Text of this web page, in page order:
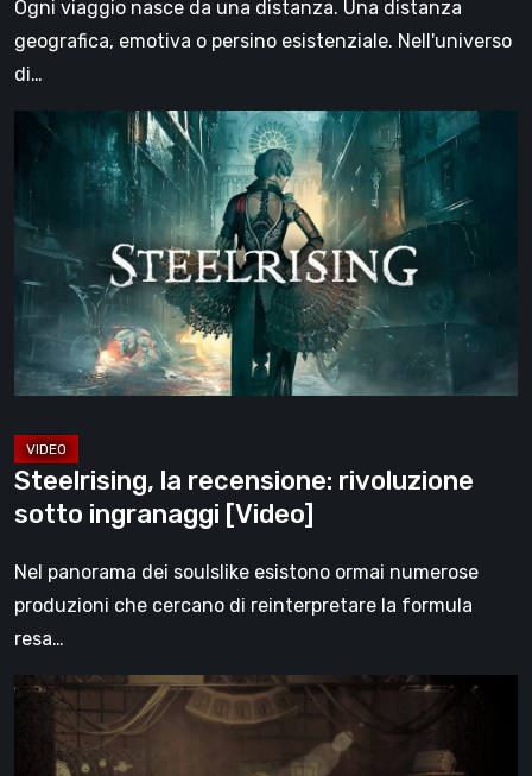
Ogni viaggio nasce da una distanza. Una distanza
geografica, emotiva o persino esistenziale. Nell'universo
di…
Steelrising,
recensione:
rivoluzione
sotto
ingranaggi
[Video]
Steelrising, la recensione: rivoluzione
sotto ingranaggi [Video]
Nel panorama dei soulslike esistono ormai numerose
produzioni che cercano di reinterpretare la formula
resa…
Impermanence:
costruire